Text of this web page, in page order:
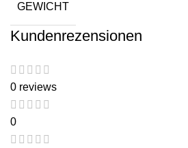
GEWICHT
Kundenrezensionen
0 reviews
0